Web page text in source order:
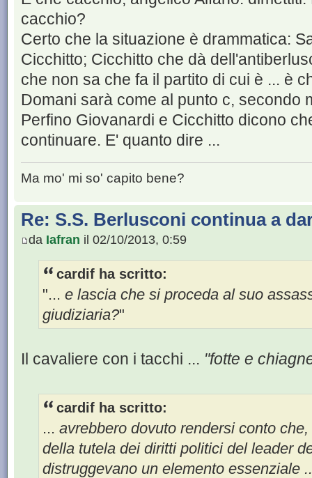
cacchio?
Certo che la situazione è drammatica:
Cicchitto; Cicchitto che dà
che non sa che fa il partito di cui è ... è
Domani sarà come al punto c, secondo
Perfino Giovanardi e Cicchitto dicono
continuare. E' quanto dire ...
Ma mo' mi so' capito bene?
Re: S.S. Berlusconi continua a
da Iafran il 02/10/2013, 0:59
cardif ha scritto:
"... e lascia che si proceda al suo
giudiziaria?"
Il cavaliere con i tacchi ... "fotte e
cardif ha scritto:
... avrebbero dovuto rendersi conto
della tutela dei diritti politici del leader
distruggevano un elemento essenziale